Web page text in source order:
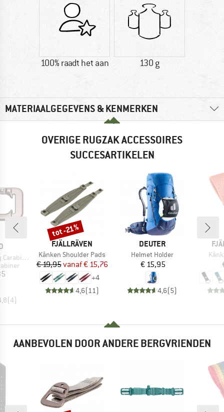
100% raadt het aan 130 g
MATERIAALGEGEVENS & KENMERKEN
OVERIGE RUGZAK ACCESSOIRES
SUCCESARTIKELEN
(4)
MERK
FJÄLLRÄVEN
Artikel
Kånken Shoulder Pads
Prijs
€ 19,95 Verlaagde prijs
vanaf€ 15,76
+4
4,6(11 )
Korting
tot -21%
MERK
DEUTER
Artikel
Helmet Holder
Prijs
€ 15,95
4,6(5)
AANBEVOLEN DOOR ANDERE BERGVRIENDEN